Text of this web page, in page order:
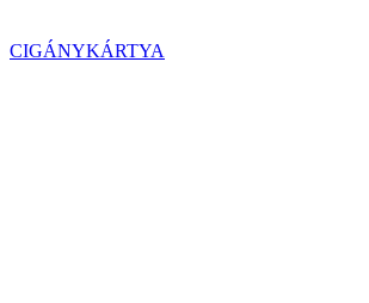
CIGÁNYKÁRTYA